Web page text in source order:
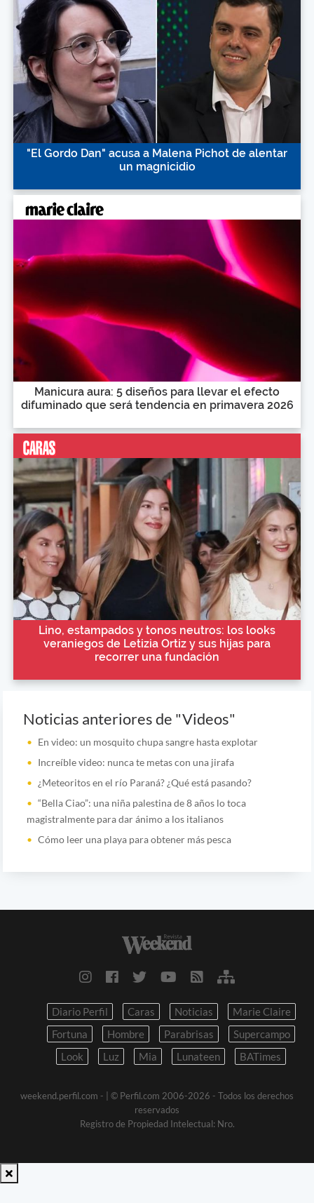
"El Gordo Dan" acusa a Malena Pichot de alentar
un magnicidio
Manicura aura: 5 diseños para llevar el efecto
difuminado que será tendencia en primavera 2026
Lino, estampados y tonos neutros: los looks
veraniegos de Letizia Ortiz y sus hijas para
recorrer una fundación
Noticias anteriores de "Videos"
En video: un mosquito chupa sangre hasta explotar
Increíble video: nunca te metas con una jirafa
¿Meteoritos en el río Paraná? ¿Qué está pasando?
“Bella Ciao”: una niña palestina de 8 años lo toca
magistralmente para dar ánimo a los italianos
Cómo leer una playa para obtener más pesca
Diario Perfil Caras Noticias
Marie Claire
Fortuna
Hombre Parabrisas
Supercampo
Look
Luz Mia Lunateen BATimes
weekend.perfil.com -
| © Perfil.com 2006-2026 - Todos los derechos
reservados
Registro de Propiedad Intelectual: Nro.